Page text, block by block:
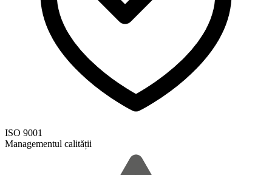
ISO 9001
Managementul calității